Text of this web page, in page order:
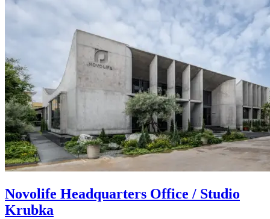
Novolife Headquarters Office / Studio
Krubka